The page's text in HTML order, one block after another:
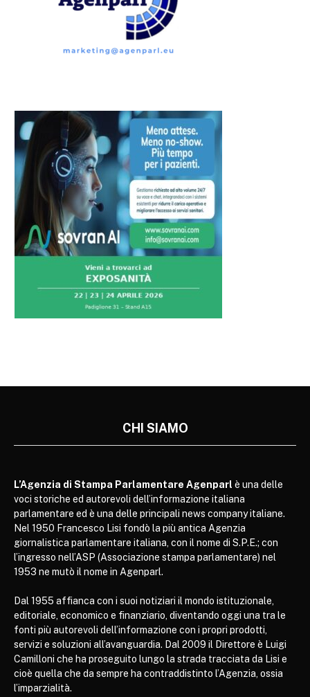
CHI SIAMO
L’Agenzia di Stampa Parlamentare Agenparl è una delle
voci storiche ed autorevoli dell’informazione italiana
parlamentare ed è una delle principali news company italiane.
Nel 1950 Francesco Lisi fondò la più antica Agenzia
giornalistica parlamentare italiana, con il nome di S.P.E.; con
l’ingresso nell’ASP (Associazione stampa parlamentare) nel
1953 ne mutò il nome in Agenparl.
Dal 1955 affianca con i suoi notiziari il mondo istituzionale,
editoriale, economico e finanziario, diventando oggi una tra le
fonti più autorevoli dell’informazione con i propri prodotti,
servizi e soluzioni all’avanguardia. Dal 2009 il Direttore è Luigi
Camilloni che ha proseguito lungo la strada tracciata da Lisi e
cioè quella che da sempre ha contraddistinto l’Agenzia, ossia
l’imparzialità.